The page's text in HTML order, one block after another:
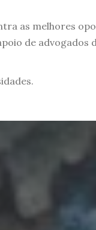
as melhores
de advogados